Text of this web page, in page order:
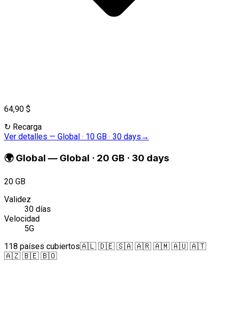
64,90 $
↻ Recarga
Ver detalles — Global · 10 GB · 30 days →
🌍 Global — Global · 20 GB · 30 days
20 GB
Validez
30 días
Velocidad
5G
118 países cubiertos🇦🇱 🇩🇪 🇸🇦 🇦🇷 🇦🇲 🇦🇺 🇦🇹
🇦🇿 🇧🇪 🇧🇴